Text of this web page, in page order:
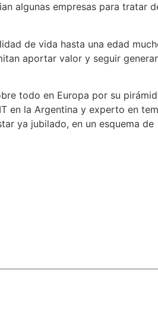
algunas empresas para tratar
de vida hasta una edad
aportar valor y seguir
todo en Europa por su
en la Argentina y experto en
ya jubilado, en un esquema de